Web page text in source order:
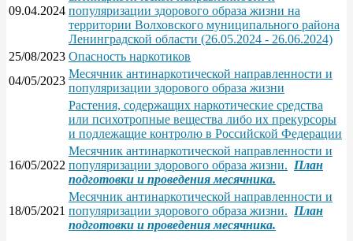
09.04.2024 популяризации здорового образа жизни на
территории Волховского муниципального района
Ленинградской области (26.05.2024 - 26.06.2024)
25/08/2023 Опасность наркотиков
04/05/2023
Месячник антинаркотической направленности и
популяризации здорового образа жизни
Растения, содержащих наркотические средства
или психотропные вещества либо их прекурсоры
и подлежащие контролю в Российской Федерации
16/05/2022
Месячник антинаркотической направленности и
популяризации здорового образа жизни. План
подготовки и проведения месячника.
18/05/2021
Месячник антинаркотической направленности и
популяризации здорового образа жизни. План
подготовки и проведения месячника.